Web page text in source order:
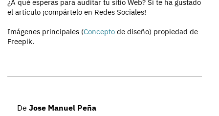
¿A qué esperas para auditar tu sitio Web? Si te ha gustado
el artículo ¡compártelo en Redes Sociales!
Imágenes principales (Concepto de diseño) propiedad de
Freepik.
De Jose Manuel Peña